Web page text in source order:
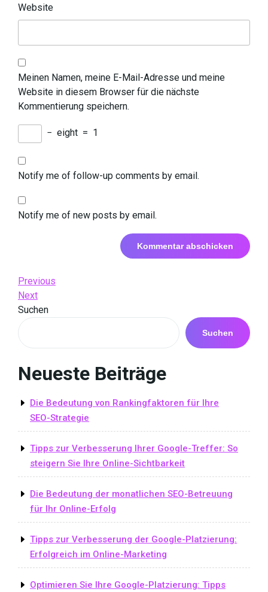
Website
Meinen Namen, meine E-Mail-Adresse und meine
Website in diesem Browser für die nächste
Kommentierung speichern.
− eight = 1
Notify me of follow-up comments by email.
Notify me of new posts by email.
Beitrags-
Navigation
Previous
Post
Previous
Next
Post
Next
Suchen
Suchen
Neueste Beiträge
Die Bedeutung von Rankingfaktoren für Ihre
SEO-Strategie
Tipps zur Verbesserung Ihrer Google-Treffer: So
steigern Sie Ihre Online-Sichtbarkeit
Die Bedeutung der monatlichen SEO-Betreuung
für Ihr Online-Erfolg
Tipps zur Verbesserung der Google-Platzierung:
Erfolgreich im Online-Marketing
Optimieren Sie Ihre Google-Platzierung: Tipps